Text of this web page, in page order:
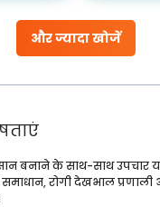
और ज्यादा खोजें
बनाने के साथ-साथ उपचार
समाधान, रोगी देखभाल प्रणाली